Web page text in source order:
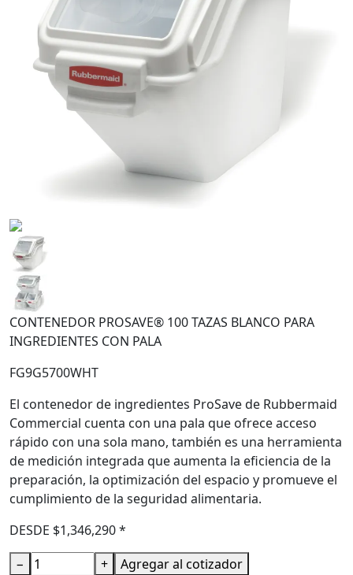
CONTENEDOR PROSAVE® 100 TAZAS BLANCO PARA
INGREDIENTES CON PALA
FG9G5700WHT
El contenedor de ingredientes ProSave de Rubbermaid
Commercial cuenta con una pala que ofrece acceso
rápido con una sola mano, también es una herramienta
de medición integrada que aumenta la eficiencia de la
preparación, la optimización del espacio y promueve el
cumplimiento de la seguridad alimentaria.
DESDE $1,346,290 *
−
+
Agregar al cotizador